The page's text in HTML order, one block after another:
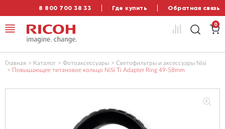
8 800 700 38 33 Где купить Обратная связь
0
Главная Каталог Фотоаксессуары
Светофильтры и аксессуары Nisi
Повышающее титановое кольцо NiSi Ti Adapter Ring 49-58mm